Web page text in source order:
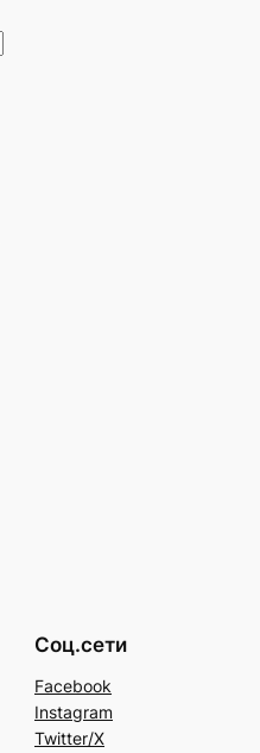
Соц.сети
Facebook
Instagram
Twitter/X